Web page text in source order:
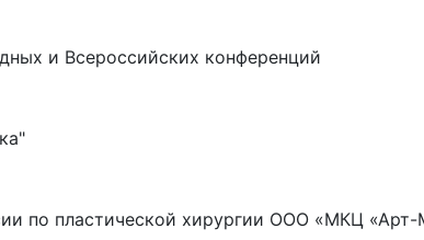
и Всероссийских конференций
по пластической хирургии ООО «МКЦ «Арт-